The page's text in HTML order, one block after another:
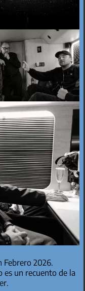
Febrero 2026.
un recuento de la